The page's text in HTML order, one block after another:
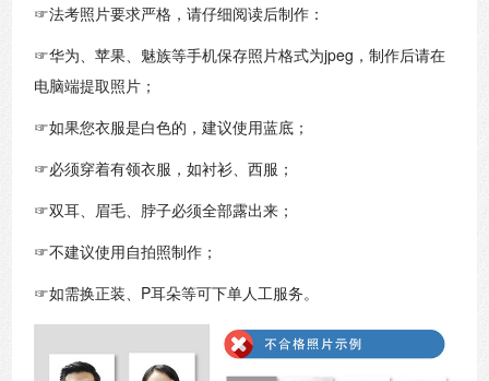
☞法考照片要求严格，请仔细阅读后制作：
☞华为、苹果、魅族等手机保存照片格式为jpeg，制作后请在
电脑端提取照片；
☞如果您衣服是白色的，建议使用蓝底；
☞必须穿着有领衣服，如衬衫、西服；
☞双耳、眉毛、脖子必须全部露出来；
☞不建议使用自拍照制作；
☞如需换正装、P耳朵等可下单人工服务。